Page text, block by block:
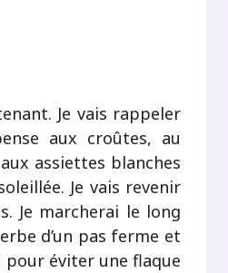
Je vais rappeler
aux croûtes, au
assiettes blanches
Je vais revenir
Je marcherai le long
d’un pas ferme et
pour éviter une flaque